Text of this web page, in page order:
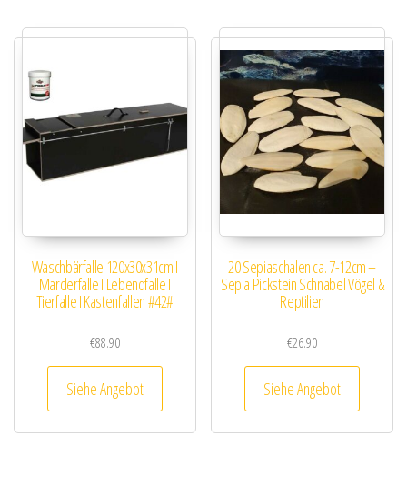
Waschbärfalle 120x30x31cm I
Marderfalle I Lebendfalle I
Tierfalle I Kastenfallen #42#
€88.90
Siehe Angebot
20 Sepiaschalen ca. 7-12cm –
Sepia Pickstein Schnabel Vögel &
Reptilien
€26.90
Siehe Angebot